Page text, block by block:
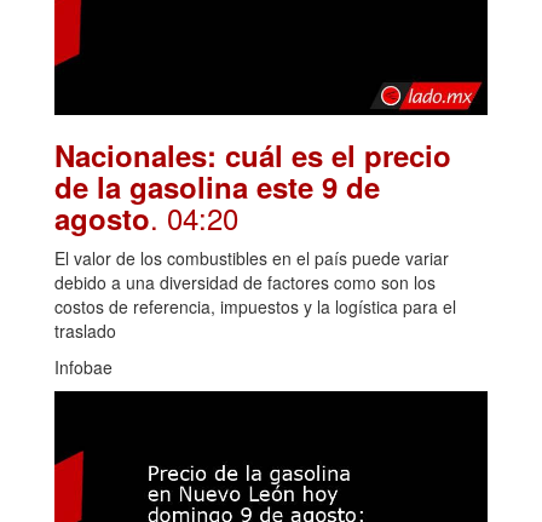
Nacionales: cuál es el precio
de la gasolina este 9 de
agosto. 04:20
El valor de los combustibles en el país puede variar
debido a una diversidad de factores como son los
costos de referencia, impuestos y la logística para el
traslado
Infobae